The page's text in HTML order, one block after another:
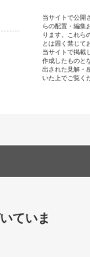
当サイトで公開
らの配置・編集
ります。これら
とは固く禁じて
当サイトで掲載
作成したものと
出された見解・
いた上でご覧く
ていま